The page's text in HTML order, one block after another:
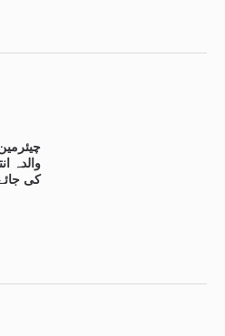
والدہ
کی